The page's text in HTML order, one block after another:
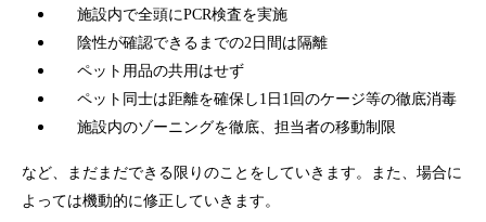
施設内で全頭にPCR検査を実施
陰性が確認できるまでの2日間は隔離
ペット用品の共用はせず
ペット同士は距離を確保し1日1回のケージ等の徹底消毒
施設内のゾーニングを徹底、担当者の移動制限
など、まだまだできる限りのことをしていきます。また、場合に
よっては機動的に修正していきます。